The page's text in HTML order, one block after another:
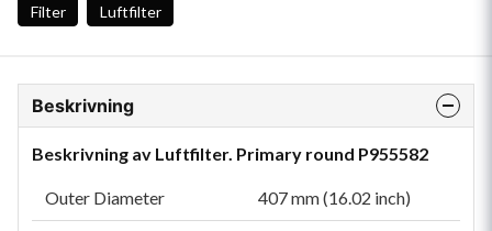
Filter Luftfilter
Beskrivning
Beskrivning av Luftfilter. Primary round P955582
Outer Diameter 407 mm (16.02 inch)